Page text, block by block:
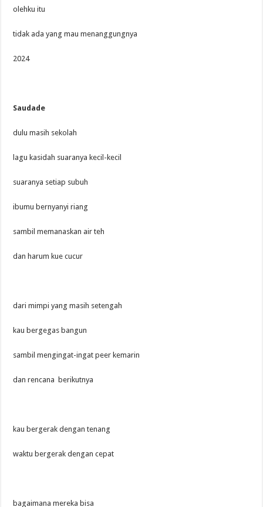
olehku itu
tidak ada yang mau menanggungnya
2024
Saudade
dulu masih sekolah
lagu kasidah suaranya kecil-kecil
suaranya setiap subuh
ibumu bernyanyi riang
sambil memanaskan air teh
dan harum kue cucur
dari mimpi yang masih setengah
kau bergegas bangun
sambil mengingat-ingat peer kemarin
dan rencana berikutnya
kau bergerak dengan tenang
waktu bergerak dengan cepat
bagaimana mereka bisa